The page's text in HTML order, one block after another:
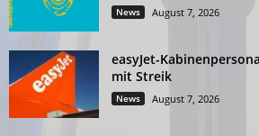
News August 7, 2026
easyJet-
mit Streik
News August 7, 2026